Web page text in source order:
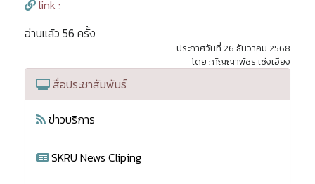
link :
อ่านแล้ว 56 ครั้ง
ประกาศวันที่ 26 ธันวาคม 2568
โดย : กัญญาพัชร เซ่งเอียง
สื่อประชาสัมพันธ์
ข่าวบริการ
SKRU News Cliping